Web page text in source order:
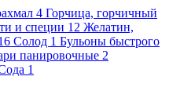
4 Горчица, горчичный
и специи 12 Желатин,
Солод 1 Бульоны быстрого
панировочные 2
1